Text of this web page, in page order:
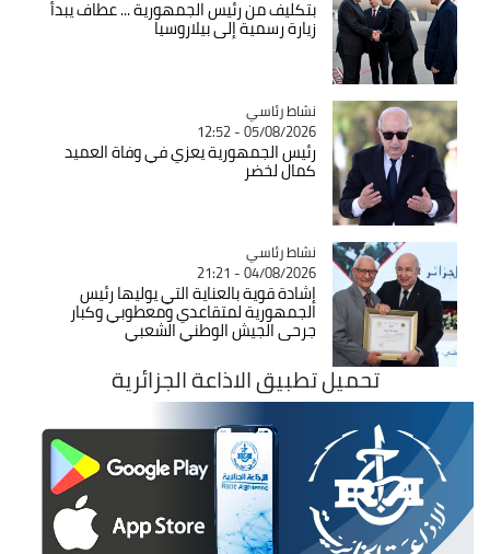
بتكليف من رئيس الجمهورية ... عطاف يبدأ
زيارة رسمية إلى بيلاروسيا
Catégorie
نشاط رئاسي
05/08/2026 - 12:52
رئيس الجمهورية يعزي في وفاة العميد
كمال لخضر
Catégorie
نشاط رئاسي
04/08/2026 - 21:21
إشادة قوية بالعناية التي يوليها رئيس
الجمهورية لمتقاعدي ومعطوبي وكبار
جرحى الجيش الوطني الشعبي
تحميل تطبيق الاذاعة الجزائرية